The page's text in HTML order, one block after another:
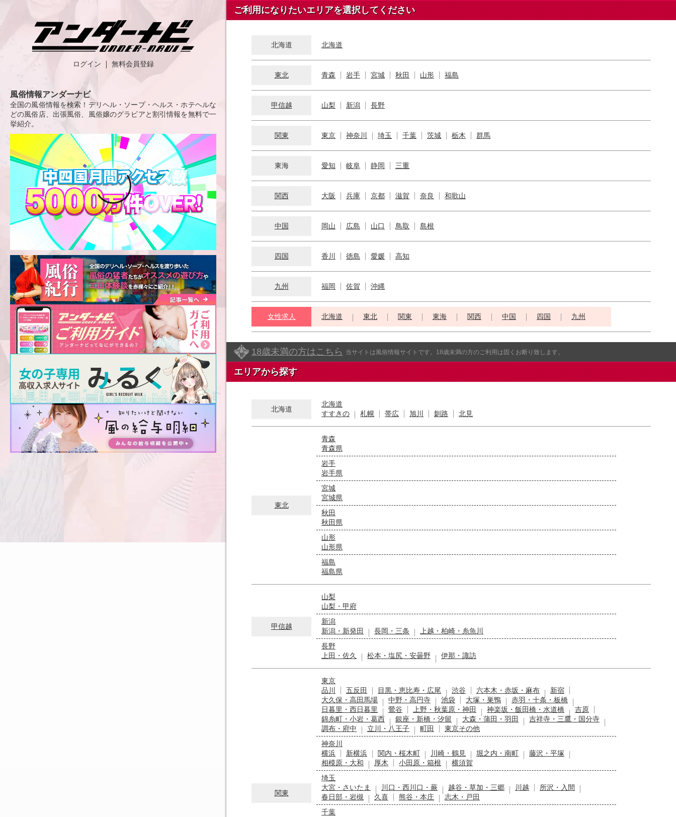
ログイン 無料会員登録
風俗情報アンダーナビ
全国の風俗情報を検索！デリヘル・ソープ・ヘルス・ホテヘルな
どの風俗店、出張風俗、風俗嬢のグラビアと割引情報を無料で一
挙紹介。
ご利用になりたいエリアを選択してください
北海道 北海道
東北 青森 岩手 宮城 秋田 山形 福島
甲信越 山梨 新潟 長野
関東 東京 神奈川 埼玉 千葉 茨城 栃木 群馬
東海 愛知 岐阜 静岡 三重
関西 大阪 兵庫 京都 滋賀 奈良 和歌山
中国 岡山 広島 山口 鳥取 島根
四国 香川 徳島 愛媛 高知
九州 福岡 佐賀 沖縄
女性求人 北海道 東北 関東 東海 関西 中国 四国 九州
18歳未満の方はこちら 当サイトは風俗情報サイトです。18歳未満の方のご利用は固くお断り致します。
エリアから探す
北海道
北海道
すすきの
札幌 帯広 旭川 釧路 北見
東北
青森
青森県
岩手
岩手県
宮城
宮城県
秋田
秋田県
山形
山形県
福島
福島県
甲信越
山梨
山梨・甲府
新潟
新潟・新発田
長岡・三条
上越・柏崎・糸魚川
長野
上田・佐久
松本・塩尻・安曇野 伊那・諏訪
関東
東京
品川
五反田 目黒・恵比寿・広尾 渋谷 六本木・赤坂・麻布
新宿
大久保・高田馬場
中野・高円寺 池袋 大塚・巣鴨
赤羽・十条・板橋
日暮里・西日暮里
鶯谷 上野・秋葉原・神田 神楽坂・飯田橋・水道橋
吉原
錦糸町・小岩・葛西
銀座・新橋・汐留 大森・蒲田・羽田
吉祥寺・三鷹・国分寺
調布・府中
立川・八王子 町田
東京その他
神奈川
横浜
新横浜 関内・桜木町 川崎・鶴見 堀之内・南町
藤沢・平塚
相模原・大和
厚木 小田原・箱根
横須賀
埼玉
大宮・さいたま
川口・西川口・蕨 越谷・草加・三郷 川越
所沢・入間
春日部・岩槻
久喜 熊谷・本庄
志木・戸田
千葉